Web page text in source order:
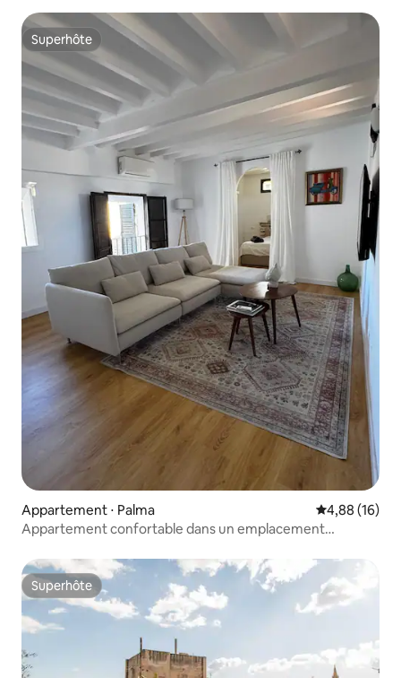
Superhôte
Superhôte
Appartement ⋅ Palma Évaluation
4,88 (16)
Appartement confortable dans un emplacement
Superhôte
Superhôte